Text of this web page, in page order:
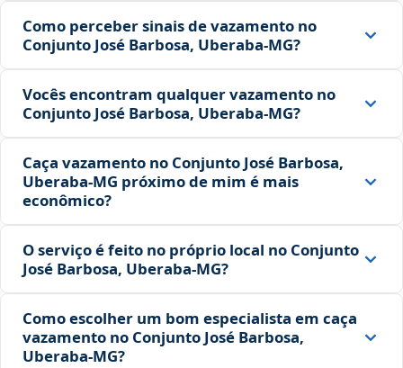
Como perceber sinais de vazamento no
Conjunto José Barbosa, Uberaba‑MG?
Vocês encontram qualquer vazamento no
Conjunto José Barbosa, Uberaba‑MG?
Caça vazamento no Conjunto José Barbosa,
Uberaba‑MG próximo de mim é mais
econômico?
O serviço é feito no próprio local no Conjunto
José Barbosa, Uberaba‑MG?
Como escolher um bom especialista em caça
vazamento no Conjunto José Barbosa,
Uberaba‑MG?